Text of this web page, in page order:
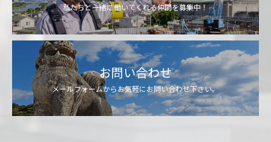
私たちと一緒に働いてくれる仲間を募集中！
お問い合わせ
メールフォームからお気軽にお問い合わせ下さい。